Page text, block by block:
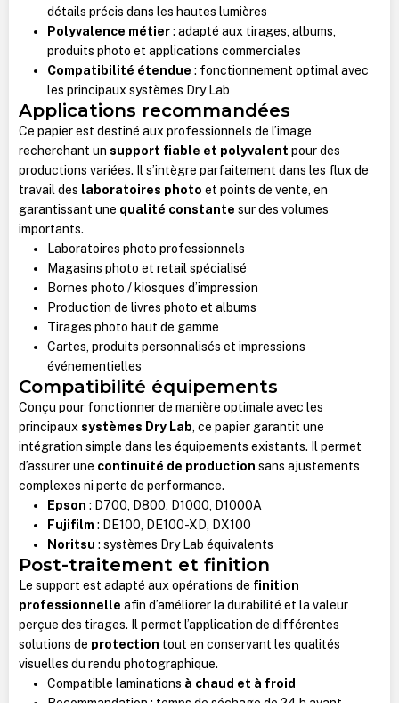
détails précis dans les hautes lumières
Polyvalence métier: adapté aux tirages, albums,
produits photo et applications commerciales
Compatibilité étendue : fonctionnement optimal avec
les principaux systèmes Dry Lab
Applications recommandées
Ce papier est destiné aux professionnels de l’image
recherchant un support fiable et polyvalent pour des
productions variées. Il s’intègre parfaitement dans les flux de
travail des laboratoires photo et points de vente, en
garantissant une qualité constante sur des volumes
importants.
Laboratoires photo professionnels
Magasins photo et retail spécialisé
Bornes photo / kiosques d’impression
Production de livres photo et albums
Tirages photo haut de gamme
Cartes, produits personnalisés et impressions
événementielles
Compatibilité équipements
Conçu pour fonctionner de manière optimale avec les
principaux systèmes Dry Lab, ce papier garantit une
intégration simple dans les équipements existants. Il permet
d’assurer une continuité de production sans ajustements
complexes ni perte de performance.
Epson : D700, D800, D1000, D1000A
Fujifilm : DE100, DE100-XD, DX100
Noritsu : systèmes Dry Lab équivalents
Post-traitement et finition
Le support est adapté aux opérations de finition
professionnelle afin d’améliorer la durabilité et la valeur
perçue des tirages. Il permet l’application de différentes
solutions de protection tout en conservant les qualités
visuelles du rendu photographique.
Compatible laminations à chaud et à froid